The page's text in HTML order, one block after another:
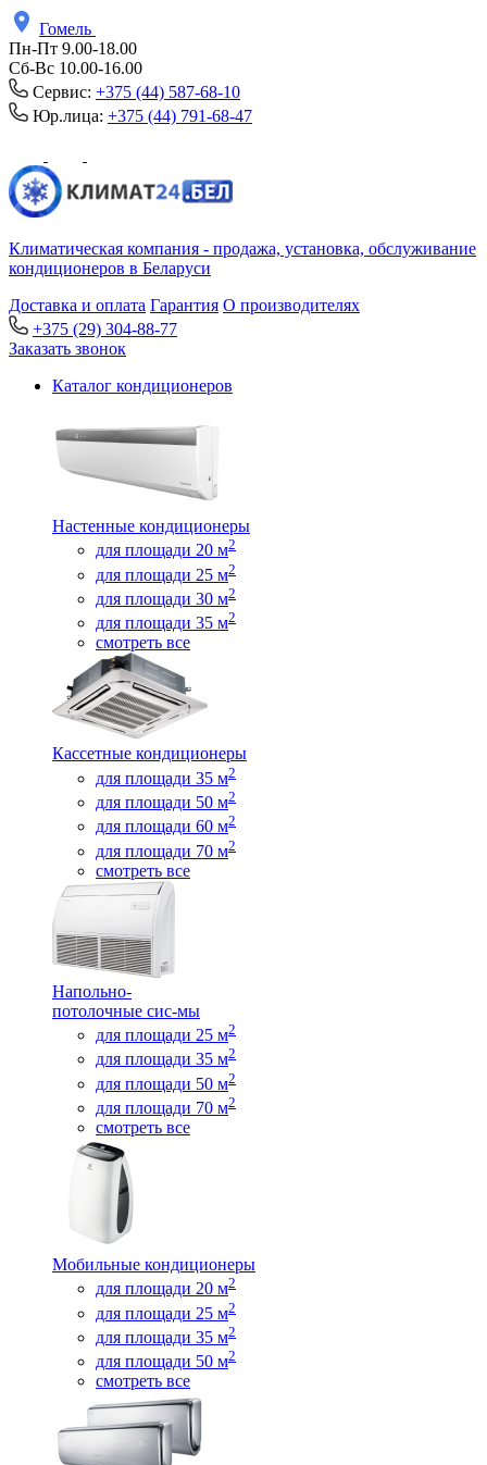
Гомель
Пн-Пт 9.00-18.00
Сб-Вс 10.00-16.00
Сервис: +375 (44) 587-68-10
Юр.лица: +375 (44) 791-68-47
Климатическая компания - продажа, установка, обслуживание
кондиционеров в Беларуси
Доставка и оплата Гарантия О производителях
+375 (29) 304-88-77
Заказать звонок
Каталог кондиционеров
Настенные кондиционеры
для площади 20 м2
для площади 25 м2
для площади 30 м2
для площади 35 м2
смотреть все
Кассетные кондиционеры
для площади 35 м2
для площади 50 м2
для площади 60 м2
для площади 70 м2
смотреть все
Напольно-
потолочные сис-мы
для площади 25 м2
для площади 35 м2
для площади 50 м2
для площади 70 м2
смотреть все
Мобильные кондиционеры
для площади 20 м2
для площади 25 м2
для площади 35 м2
для площади 50 м2
смотреть все